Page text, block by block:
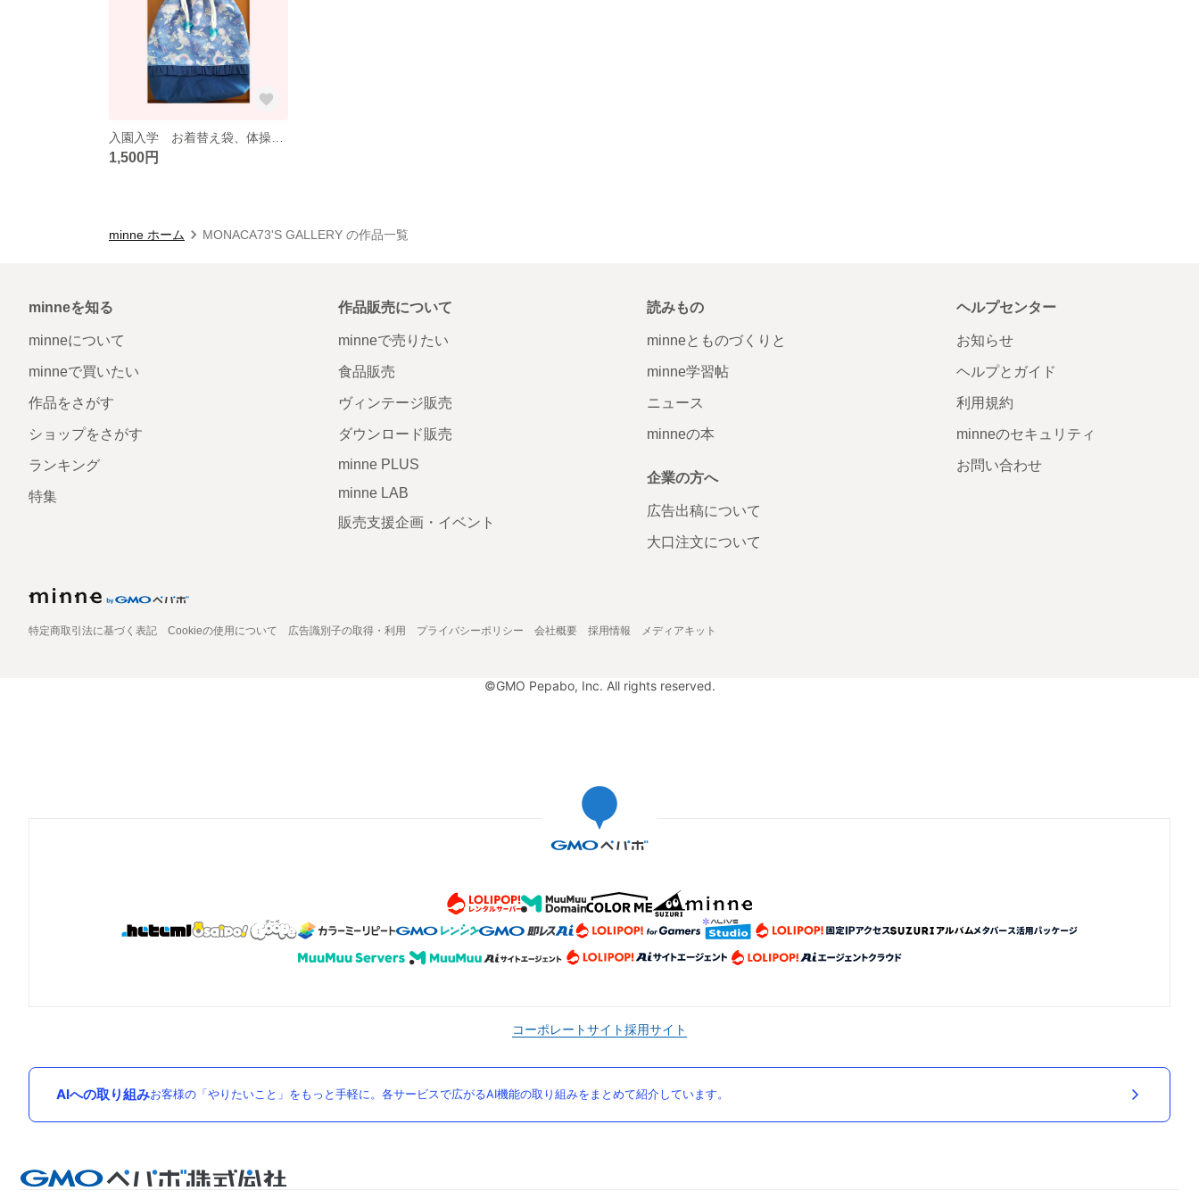
1,500円
minne ホーム MONACA73'S GALLERY の作品一覧
minneを知る
minneについて
minneで買いたい
作品をさがす
ショップをさがす
ランキング
特集
作品販売について
minneで売りたい
食品販売
ヴィンテージ販売
ダウンロード販売
minne PLUS
minne LAB
販売支援企画・イベント
読みもの
minneとものづくりと
minne学習帖
ニュース
minneの本
企業の方へ
広告出稿について
大口注文について
ヘルプセンター
お知らせ
ヘルプとガイド
利用規約
minneのセキュリティ
お問い合わせ
特定商取引法に基づく表記 Cookieの使用について 広告識別子の取得・利用 プライバシーポリシー 会社概要 採用情報 メディアキット
©GMO Pepabo, Inc. All rights reserved.
コーポレートサイト採用サイト
AIへの取り組みお客様の「やりたいこと」をもっと手軽に。各サービスで広がるAI機能の取り組みをまとめて紹介しています。